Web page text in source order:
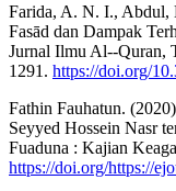
Farida, A. N. I., Abdul,
Fasād dan Dampak
Jurnal Ilmu Al--Quran,
1291. https://doi.org/
Fathin Fauhatun.
Seyyed Hossein Nasr
Fuaduna : Kajian
https://doi.org/https://